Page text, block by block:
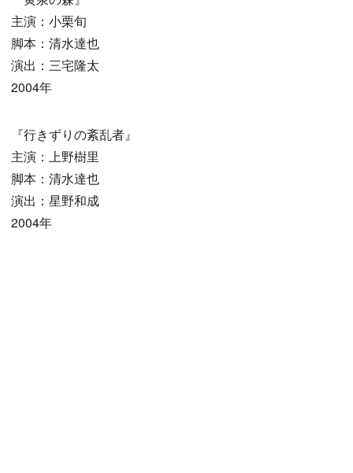
主演：小栗旬
脚本：清水達也
演出：三宅隆太
2004年
『行きずりの紊乱者』
主演：上野樹里
脚本：清水達也
演出：星野和成
2004年